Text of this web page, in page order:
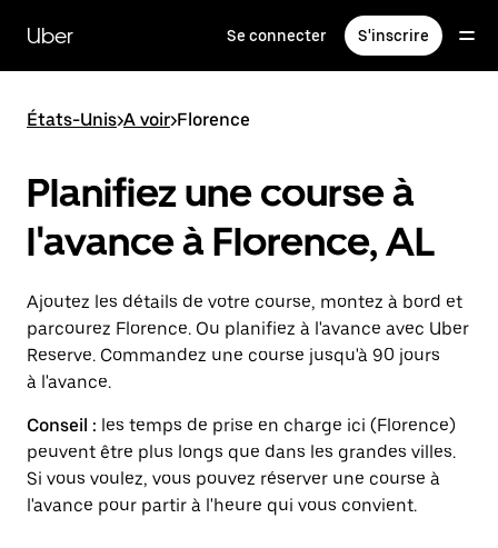
contenu
principal
Uber Se connecter S'inscrire
États-Unis>A voir>Florence
Planifiez une course à
l'avance à Florence, AL
Ajoutez les détails de votre course, montez à bord et
parcourez Florence. Ou planifiez à l'avance avec Uber
Reserve. Commandez une course jusqu'à 90 jours
à l'avance.
Conseil : les temps de prise en charge ici (Florence)
peuvent être plus longs que dans les grandes villes.
Si vous voulez, vous pouvez réserver une course à
l'avance pour partir à l'heure qui vous convient.